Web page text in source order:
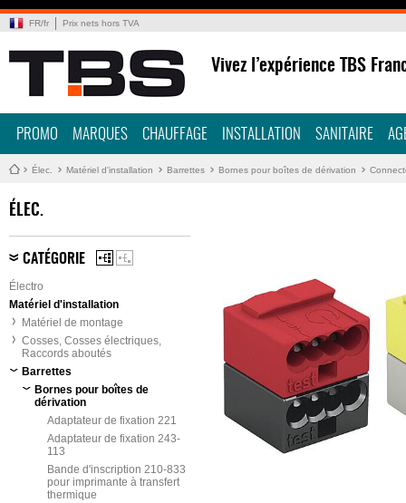
FR/fr Prix nets hors TVA
Vivez l’expérience TBS
PROMO MARQUES CHAUFFAGE INSTALLATION SANITAIRE
Élec. Matériel d'installation Barrettes Bornes pour boîtes de dérivation
ÉLEC.
CATÉGORIE
Électro
Matériel d'installation
Matériel de montage
Cosses, Cosses électriques,
Raccords aboutés
Barrettes
Bornes pour boîtes de
dérivation
Adaptateur de fixation 221
Adaptateur de fixation 243-
113
Bande d'inscription 210-833
pour imprimante à transfert
thermique